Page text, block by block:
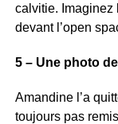
calvitie. Imaginez
devant l’open
5 – Une photo
Amandine l’a
toujours pas